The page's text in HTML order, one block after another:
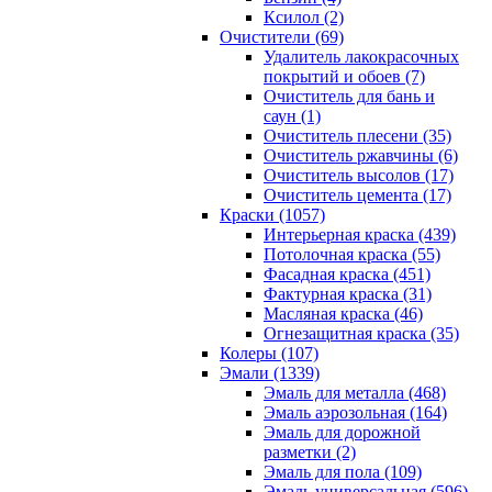
Ксилол (2)
Очистители (69)
Удалитель лакокрасочных
покрытий и обоев (7)
Очиститель для бань и
саун (1)
Очиститель плесени (35)
Очиститель ржавчины (6)
Очиститель высолов (17)
Очиститель цемента (17)
Краски (1057)
Интерьерная краска (439)
Потолочная краска (55)
Фасадная краска (451)
Фактурная краска (31)
Масляная краска (46)
Огнезащитная краска (35)
Колеры (107)
Эмали (1339)
Эмаль для металла (468)
Эмаль аэрозольная (164)
Эмаль для дорожной
разметки (2)
Эмаль для пола (109)